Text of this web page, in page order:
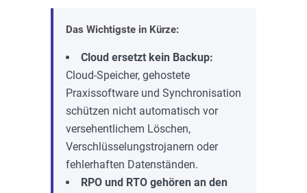
Das Wichtigste in Kürze:
Cloud ersetzt kein Backup:
Cloud-Speicher, gehostete
Praxissoftware und Synchronisation
schützen nicht automatisch vor
versehentlichem Löschen,
Verschlüsselungstrojanern oder
fehlerhaften Datenständen.
RPO und RTO gehören an den